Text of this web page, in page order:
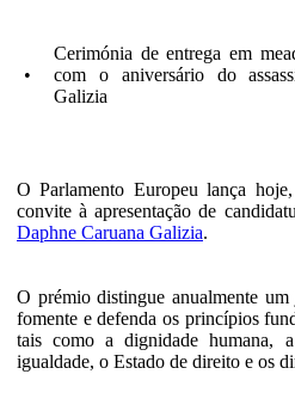
•
Cerimónia de entrega em
com o aniversário do
Galizia
O Parlamento Europeu lança
convite à apresentação de
Daphne Caruana Galizia.
O prémio distingue anualmente
fomente e defenda os princípios
tais como a dignidade humana,
igualdade, o Estado de direito e os